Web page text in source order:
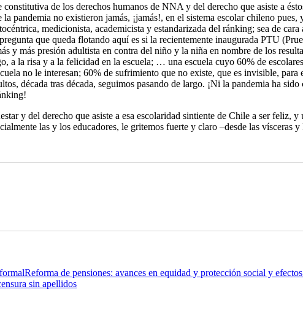
de los derechos humanos de NNA y del derecho que asiste a
pandemia no existieron jamás, ¡jamás!, en el sistema escolar chileno
medicionista, academicista y estandarizada del ránking; sea de
que queda flotando aquí es si la recientemente inaugurada PTU
y más presión adultista en contra del niño y la niña en nombre de los
la risa y a la felicidad en la escuela; … una escuela cuyo 60% de
no le interesan; 60% de sufrimiento que no existe, que es invisible,
década tras década, seguimos pasando de largo. ¡Ni la pandemia ha sido
y del derecho que asiste a esa escolaridad sintiente de Chile a ser feliz,
las y los educadores, le gritemos fuerte y claro –desde las vísceras
Reforma de pensiones: avances en equidad y protección social y
sin apellidos